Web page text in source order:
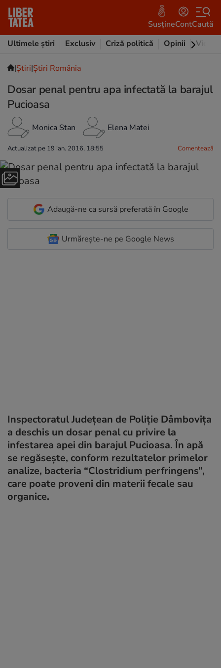
SusțineContCaută
Ultimele știri
Exclusiv Criză politică Opinii Video
|Ştiri|Știri România
Dosar penal pentru apa infectată la barajul
Pucioasa
Monica Stan Elena Matei
Actualizat pe 19 ian. 2016, 18:55 Comentează
Adaugă-ne ca sursă preferată în Google
Urmărește-ne pe Google News
Inspectoratul Județean de Poliție Dâmbovița
a deschis un dosar penal cu privire la
infestarea apei din barajul Pucioasa. În apă
se regăseşte, conform rezultatelor primelor
analize, bacteria “Clostridium perfringens”,
care poate proveni din materii fecale sau
organice.